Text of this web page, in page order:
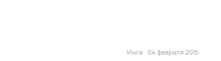
Инга 04 февраля 2015